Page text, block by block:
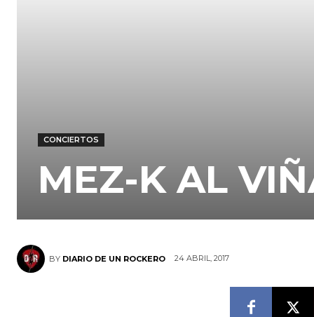
CONCIERTOS
MEZ-K AL
BY DIARIO DE UN ROCKERO 24 ABRIL, 2017